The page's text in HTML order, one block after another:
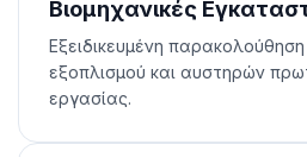
Βιομηχανικές
Εξειδικευμένη
εξοπλισμού και αυστηρών
εργασίας.